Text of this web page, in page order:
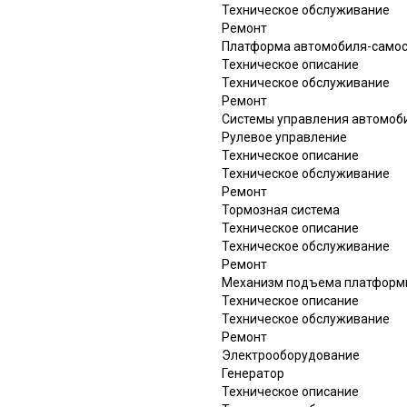
Техническое обслуживание
Ремонт
Платформа автомобиля-
Техническое описание
Техническое обслуживание
Ремонт
Системы управления
Рулевое управление
Техническое описание
Техническое обслуживание
Ремонт
Тормозная система
Техническое описание
Техническое обслуживание
Ремонт
Механизм подъема
Техническое описание
Техническое обслуживание
Ремонт
Электрооборудование
Генератор
Техническое описание